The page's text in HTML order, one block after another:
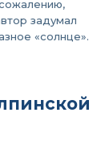
задумал
«солнце».